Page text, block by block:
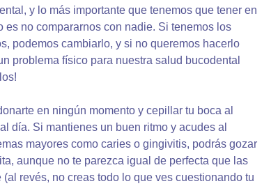
y lo más importante que tenemos que tener en
es no compararnos con nadie. Si tenemos los
podemos cambiarlo, y si no queremos hacerlo
problema físico para nuestra salud bucodental
en ningún momento y cepillar tu boca al
día. Si mantienes un buen ritmo y acudes al
mayores como caries o gingivitis, podrás gozar
aunque no te parezca igual de perfecta que las
revés, no creas todo lo que ves cuestionando tu